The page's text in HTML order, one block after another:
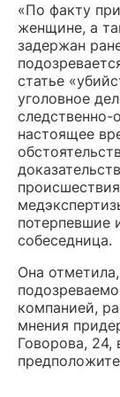
«По факту
женщине, а
задержан
статье
уголовное
следственно-
настоящее
потерпевшие
собеседница.
Она
компанией,
мнения
Говорова, 24,